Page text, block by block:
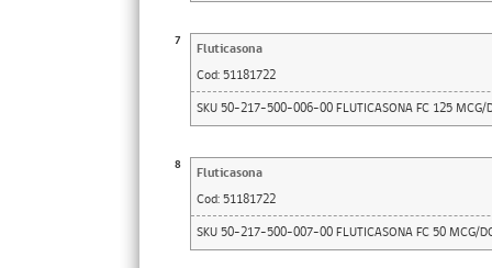
7
Fluticasona
Cod: 51181722
SKU 50-217-500-006-00 FLUTICASONA FC 125 MCG/
8
Fluticasona
Cod: 51181722
SKU 50-217-500-007-00 FLUTICASONA FC 50 MCG/